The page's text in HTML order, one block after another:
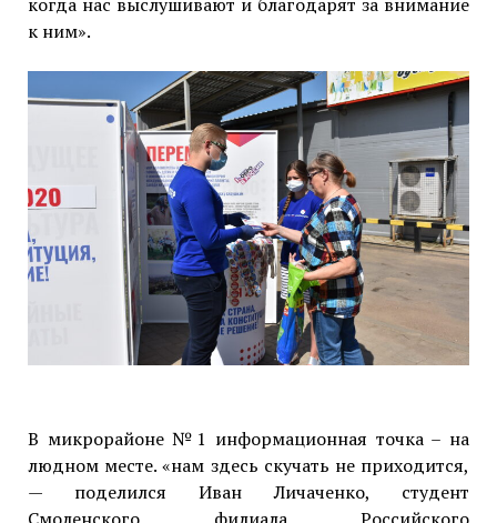
к ним».
В микрорайоне №1 информационная точка – на
людном месте. «нам здесь скучать не приходится,
— поделился Иван Личаченко, студент